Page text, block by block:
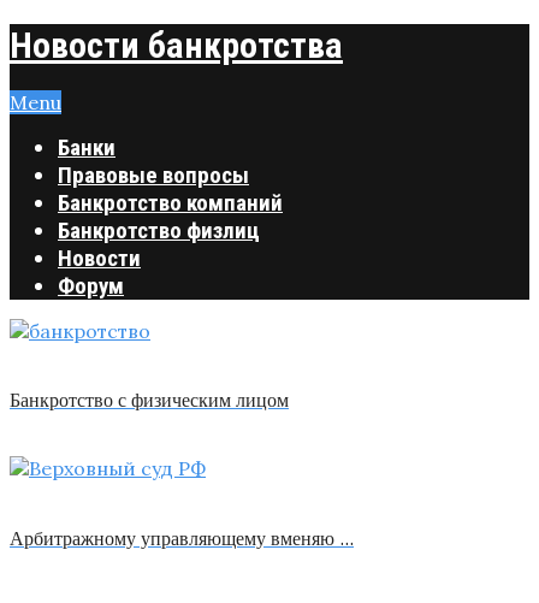
Новости банкротства
Menu
Банки
Правовые вопросы
Банкротство компаний
Банкротство физлиц
Новости
Форум
Банкротство с физическим лицом
Арбитражному управляющему вменяю …